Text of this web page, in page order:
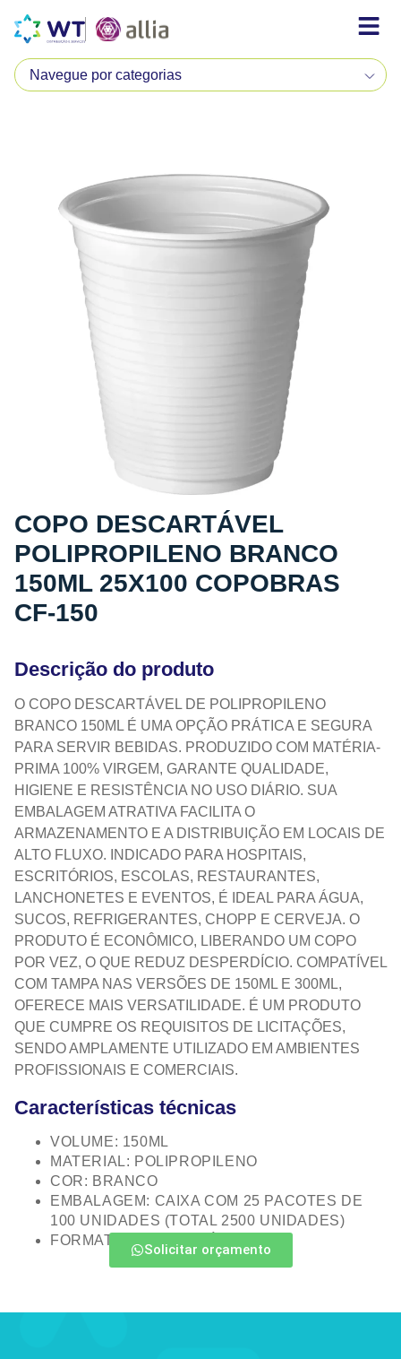
COPO DESCARTÁVEL
POLIPROPILENO BRANCO
150ML 25X100 COPOBRAS
CF-150
Descrição do produto
O COPO DESCARTÁVEL DE POLIPROPILENO
BRANCO 150ML É UMA OPÇÃO PRÁTICA E SEGURA
PARA SERVIR BEBIDAS. PRODUZIDO COM MATÉRIA-
PRIMA 100% VIRGEM, GARANTE QUALIDADE,
HIGIENE E RESISTÊNCIA NO USO DIÁRIO. SUA
EMBALAGEM ATRATIVA FACILITA O
ARMAZENAMENTO E A DISTRIBUIÇÃO EM LOCAIS DE
ALTO FLUXO. INDICADO PARA HOSPITAIS,
ESCRITÓRIOS, ESCOLAS, RESTAURANTES,
LANCHONETES E EVENTOS, É IDEAL PARA ÁGUA,
SUCOS, REFRIGERANTES, CHOPP E CERVEJA. O
PRODUTO É ECONÔMICO, LIBERANDO UM COPO
POR VEZ, O QUE REDUZ DESPERDÍCIO. COMPATÍVEL
COM TAMPA NAS VERSÕES DE 150ML E 300ML,
OFERECE MAIS VERSATILIDADE. É UM PRODUTO
QUE CUMPRE OS REQUISITOS DE LICITAÇÕES,
SENDO AMPLAMENTE UTILIZADO EM AMBIENTES
PROFISSIONAIS E COMERCIAIS.
Características técnicas
VOLUME: 150ML
MATERIAL: POLIPROPILENO
COR: BRANCO
EMBALAGEM: CAIXA COM 25 PACOTES DE
100 UNIDADES (TOTAL 2500 UNIDADES)
FORMATO: DESCARTÁVEL
Solicitar orçamento